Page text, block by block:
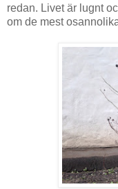
redan. Livet är lugnt
om de mest